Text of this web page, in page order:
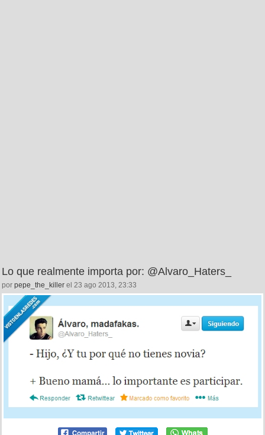
Lo que realmente importa por: @Alvaro_Haters_
por pepe_the_killer el 23 ago 2013, 23:33